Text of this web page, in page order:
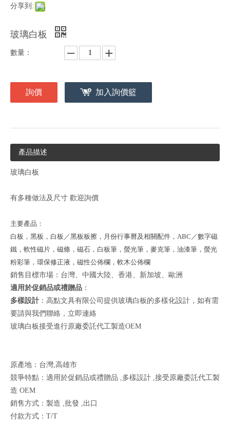
分享到:
玻璃白板
數量：
詢價 加入詢價籃
產品描述
玻璃白板
有多種做法及尺寸 歡迎詢價
主要產品：
白板，黑板，白板／黑板板擦，月份行事曆及相關配件，ABC／數字磁
鐵，軟性磁片，磁條，磁石，白板筆，螢光筆，麥克筆，油漆筆，螢光
粉彩筆，環保修正液，磁性公佈欄，軟木公佈欄
銷售目標市場：台灣、中國大陸、香港、新加坡、歐洲
適用於促銷品或禮贈品 ：
多樣設計 ：高點文具有限公司提供玻璃白板的多樣化設計，如有需
要請與我們聯絡， 立即連絡
玻璃白板接受進行原廠委託代工製造OEM
原產地：台灣,高雄市
競爭特點：適用於促銷品或禮贈品 ,多樣設計 ,接受原廠委託代工製
造 OEM
銷售方式：製造 ,批發 ,出口
付款方式：T/T